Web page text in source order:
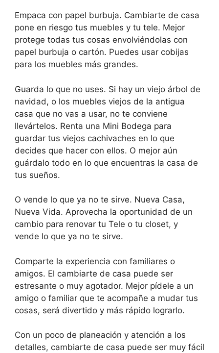
Empaca con papel burbuja. Cambiarte de casa
pone en riesgo tus muebles y tu tele. Mejor
protege todas tus cosas envolviéndolas con
papel burbuja o cartón. Puedes usar cobijas
para los muebles más grandes.
Guarda lo que no uses. Si hay un viejo árbol de
navidad, o los muebles viejos de la antigua
casa que no vas a usar, no te conviene
llevártelos. Renta una Mini Bodega para
guardar tus viejos cachivaches en lo que
decides que hacer con ellos. O mejor aún
guárdalo todo en lo que encuentras la casa de
tus sueños.
O vende lo que ya no te sirve. Nueva Casa,
Nueva Vida. Aprovecha la oportunidad de un
cambio para renovar tu Tele o tu closet, y
vende lo que ya no te sirve.
Comparte la experiencia con familiares o
amigos. El cambiarte de casa puede ser
estresante o muy agotador. Mejor pídele a un
amigo o familiar que te acompañe a mudar tus
cosas, será divertido y más rápido lograrlo.
Con un poco de planeación y atención a los
detalles, cambiarte de casa puede ser muy fácil